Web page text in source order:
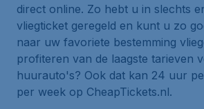
direct online. Zo hebt u in slechts
vliegticket geregeld en kunt u zo
naar uw favoriete bestemming
profiteren van de laagste tarieven
huurauto's? Ook dat kan 24 uur
per week op CheapTickets.nl.